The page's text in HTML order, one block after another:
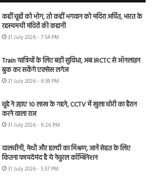
कहीं चूहों को भोग, तो कहीं भगवान को मदिरा अर्पित, भारत के
रहस्यमयी मंदिरों की कहानी
31 July 2026 - 7:54 PM
Train यात्रियों के लिए बड़ी सुविधा, अब IRCTC से ऑनलाइन
बुक कर सकेंगे एक्सेस लगेज
31 July 2026 - 6:59 PM
चूहे ने उड़ाए 10 लाख के गहने, CCTV में खुला चोरी का हैरान
करने वाला राज
31 July 2026 - 6:26 PM
दालचीनी, मेथी और हल्दी का मिश्रण, जानें सेहत के लिए
कितना फायदेमंद है ये नेचुरल कॉम्बिनेशन
31 July 2026 - 5:57 PM